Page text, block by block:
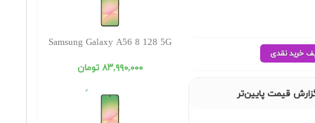
قیمت پایین‌تر
Samsung Galaxy A56 8 128 5G
٨٣,٩٩٠,٠٠٠ تومان